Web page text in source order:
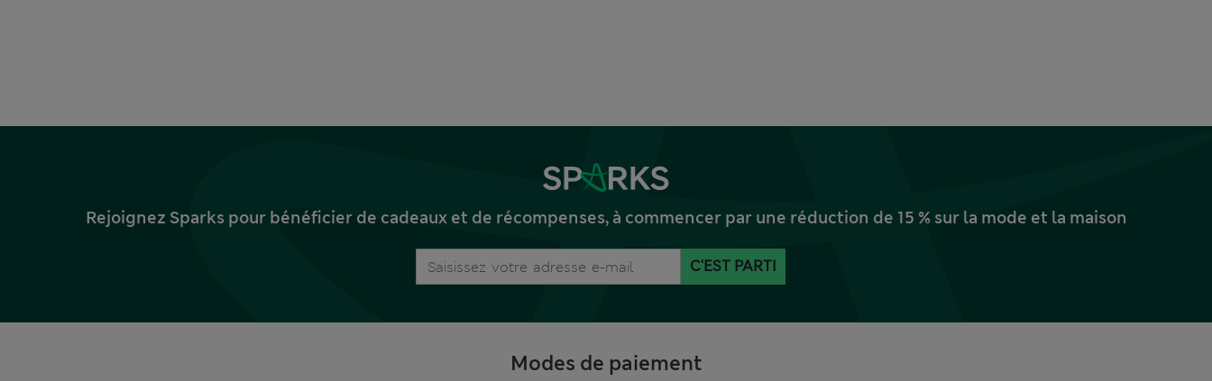
Rejoignez Sparks pour bénéficier de cadeaux et de récompenses, à commencer par une réduction de 15 % sur la mode et la maison
C'EST PARTI
Modes de paiement